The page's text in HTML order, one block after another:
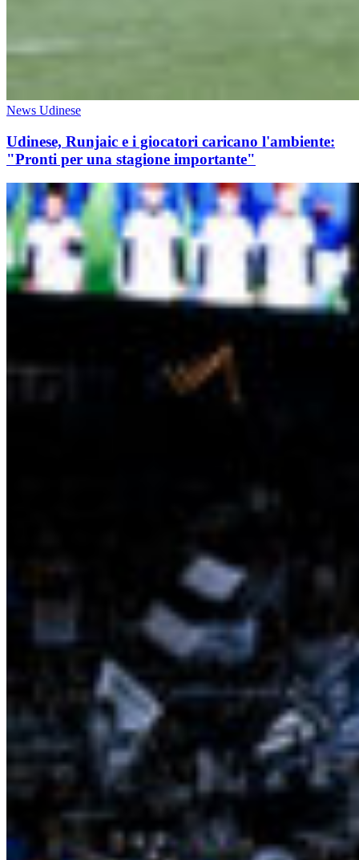
News Udinese
Udinese, Runjaic e i giocatori caricano l'ambiente:
"Pronti per una stagione importante"